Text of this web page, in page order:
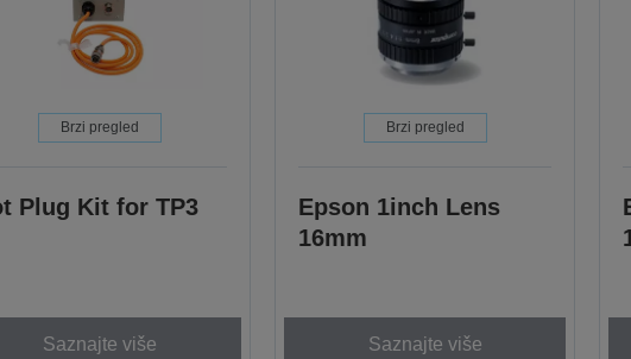
Brzi pregled
Plug Kit for TP3
Saznajte više
Brzi pregled
Epson 1inch Lens
16mm
Saznajte više